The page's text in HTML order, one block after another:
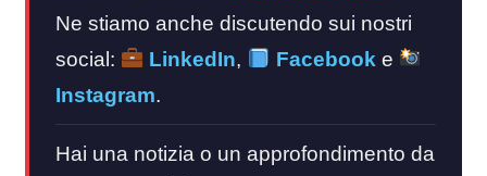
Ne stiamo anche discutendo sui nostri
social:
LinkedIn, Facebook e
Instagram.
Hai una notizia o un approfondimento da